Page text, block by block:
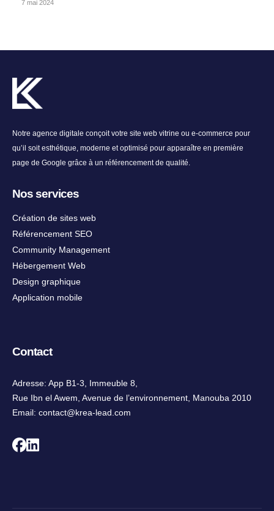
7 mai 2024
Notre agence digitale conçoit votre site web vitrine ou e-commerce pour
qu’il soit esthétique, moderne et optimisé pour apparaître en première
page de Google grâce à un référencement de qualité.
Nos services
Création de sites web
Référencement SEO
Community Management
Hébergement Web
Design graphique
Application mobile
Contact
Adresse: App B1-3, Immeuble 8,
Rue Ibn el Awem, Avenue de l’environnement, Manouba 2010
Email: contact@krea-lead.com